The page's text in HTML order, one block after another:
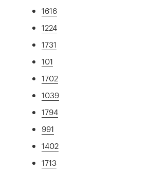
1616
1224
1731
101
1702
1039
1794
991
1402
1713